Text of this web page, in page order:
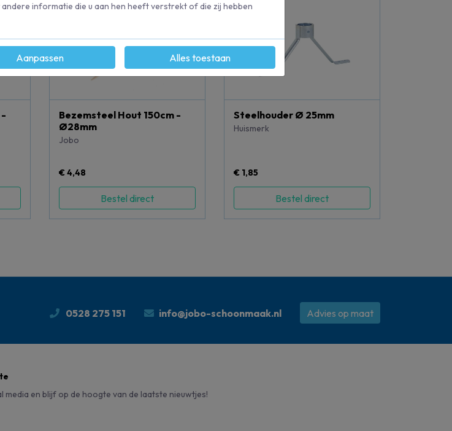
-
Bezemsteel Hout 150cm -
Ø28mm
Jobo
€ 4,48
Bestel direct
Steelhouder Ø 25mm
Huismerk
€ 1,85
Bestel direct
0528 275 151 info@jobo-schoonmaak.nl Advies op maat
media en blijf op de hoogte van de laatste nieuwtjes!
informatie die u aan hen heeft verstrekt of die zij hebben
Aanpassen Alles toestaan